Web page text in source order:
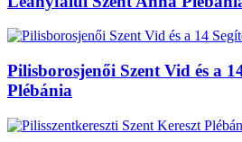
Pilisborosjenői Szent Vid és a
Plébánia